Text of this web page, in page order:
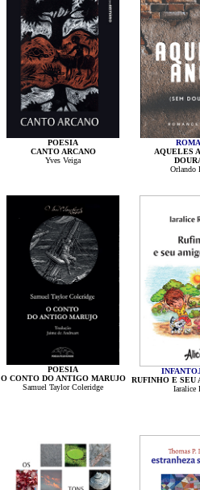
POESIA
CANTO ARCANO
Yves Veiga
AQUELES
Orlando
POESIA
O CONTO DO ANTIGO MARUJO
Samuel Taylor Coleridge
RUFINHO E SEU
Iaralice